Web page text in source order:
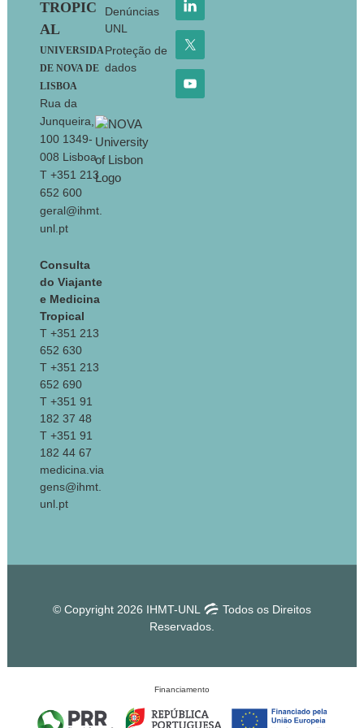
TROPIC
AL
UNIVERSIDA
DE NOVA DE
LISBOA
Rua da
Junqueira,
100 1349-
008 Lisboa
T +351 213
652 600
geral@ihmt.
unl.pt
Consulta
do Viajante
e Medicina
Tropical
T +351 213
652 630
T +351 213
652 690
T +351 91
182 37 48
T +351 91
182 44 67
medicina.via
gens@ihmt.
unl.pt
Denúncias
UNL
Proteção de
dados
© Copyright 2026 IHMT-UNL
Todos os Direitos
Reservados.
Financiamento